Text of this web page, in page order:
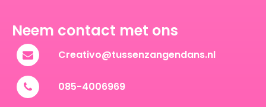
Neem contact met ons
Creativo@tussenzangendans.nl
085-4006969